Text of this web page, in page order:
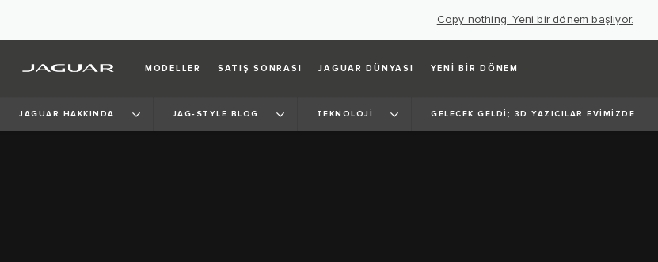
Copy nothing. Yeni bir dönem başlıyor.
MODELLER SATIŞ SONRASI JAGUAR DÜNYASI YENİ BİR DÖNEM
JAGUAR HAKKINDA JAG-STYLE BLOG TEKNOLOJİ GELECEK GELDİ; 3D YAZICILAR EVİMİZDE